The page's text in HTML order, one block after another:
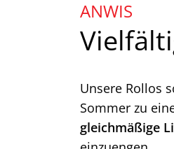
ANWIS
Unsere Rollos
Sommer zu
gleichmäßige